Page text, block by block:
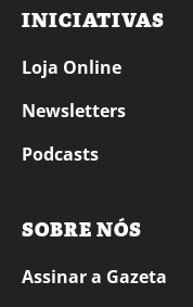
INICIATIVAS
Loja Online
Newsletters
Podcasts
SOBRE NÓS
Assinar a Gazeta